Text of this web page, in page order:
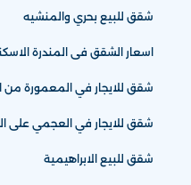
شقق للبيع بحري والمنشيه
اسعار الشقق فى المندرة
شقق للايجار في المعمورة من
شقق للايجار في العجمي على
شقق للبيع الابراهيمية